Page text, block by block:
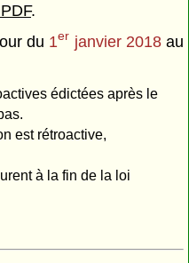
.
du 1er janvier 2018au
édictées après le
est rétroactive,
à la fin de la loi